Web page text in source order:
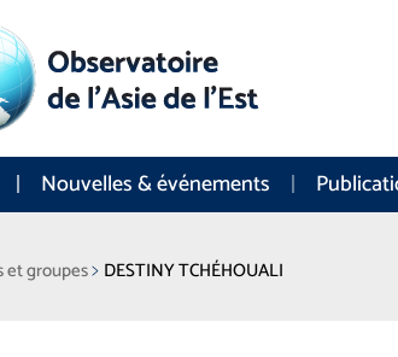
Nouvelles & événements
et groupes> DESTINY TCHÉHOUALI